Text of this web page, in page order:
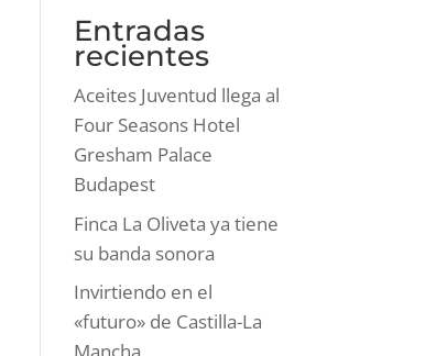
Entradas
recientes
Aceites Juventud llega al
Four Seasons Hotel
Gresham Palace
Budapest
Finca La Oliveta ya tiene
su banda sonora
Invirtiendo en el
«futuro» de Castilla-La